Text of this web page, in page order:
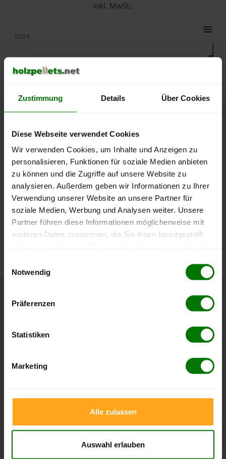
Zustimmung Details Über Cookies
Diese Webseite verwendet Cookies
Wir verwenden Cookies, um Inhalte und Anzeigen zu
personalisieren, Funktionen für soziale Medien anbieten
zu können und die Zugriffe auf unsere Website zu
analysieren. Außerdem geben wir Informationen zu Ihrer
Verwendung unserer Website an unsere Partner für
soziale Medien, Werbung und Analysen weiter. Unsere
Partner führen diese Informationen möglicherweise mit
weiteren Daten zusammen, die Sie ihnen bereitgestellt
Notwendig
Präferenzen
Statistiken
Marketing
Alle zulassen
Auswahl erlauben
inkl. MwSt.:
lose Ware Sackware
September
2025
Januar
2026
Mai
2026
250 €
300 €
500 €
Die aktuelle Preisentwicklung für Holzpellets in Deutschland
können Sie jederzeit auf unsererPelletspreise-Seite
Höchst- und Tiefststände der
Pelletspreise für lose Holzpellets und Holzpellets
Sackware in Groß Niendorf
. Das dazugehörige Datum
Lose Holzpellets